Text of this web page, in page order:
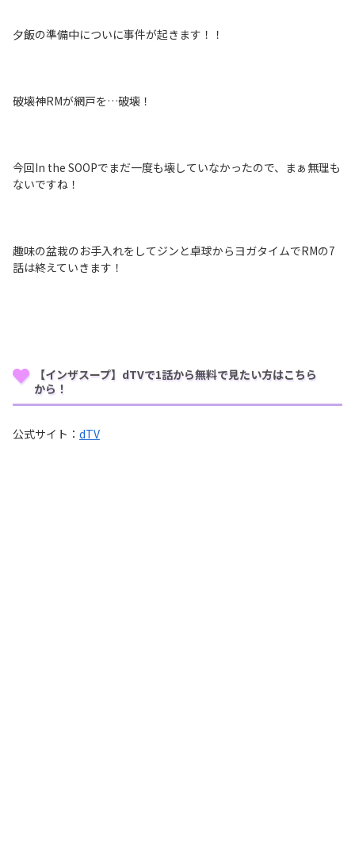
夕飯の準備中についに事件が起きます！！
破壊神RMが網戸を…破壊！
今回In the SOOPでまだ一度も壊していなかったので、まぁ無理も
ないですね！
趣味の盆栽のお手入れをしてジンと卓球からヨガタイムでRMの7
話は終えていきます！
【インザスープ】dTVで1話から無料で見たい方はこちら
から！
公式サイト： dTV